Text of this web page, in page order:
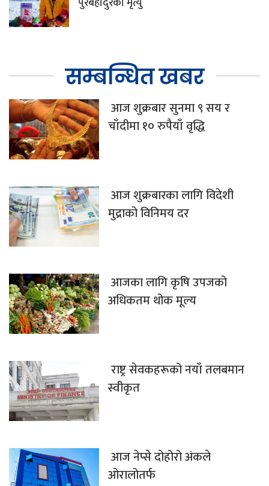
सम्बन्धित खबर
आज शुक्रबार सुनमा ९ सय र
चाँदीमा १० रुपैयाँ वृद्धि
आज शुक्रबारका लागि विदेशी
मुद्राको विनिमय दर
आजका लागि कृषि उपजको
अधिकतम थोक मूल्य
राष्ट्र सेवकहरूको नयाँ तलबमान
स्वीकृत
आज नेप्से दोहोरो अंकले
ओरालोतर्फ